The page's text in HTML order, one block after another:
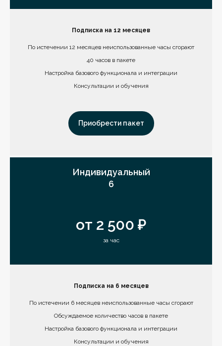
Подписка на 12 месяцев
По истечении 12 месяцев неиспользованные часы сгорают
40 часов в пакете
Настройка базового функционала и интеграции
Консультации и обучения
Приобрести пакет
Индивидуальный
6
от 2 500 ₽
за час
Подписка на 6 месяцев
По истечении 6 месяцев неиспользованные часы сгорают
Обсуждаемое количество часов в пакете
Настройка базового функционала и интеграции
Консультации и обучения